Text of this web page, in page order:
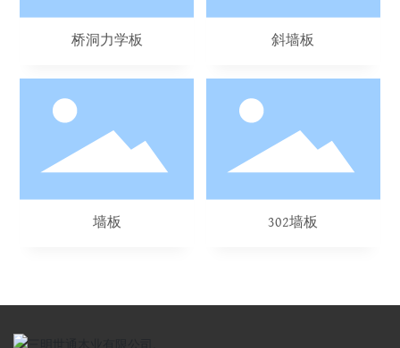
桥洞力学板 斜墙板
墙板 302墙板